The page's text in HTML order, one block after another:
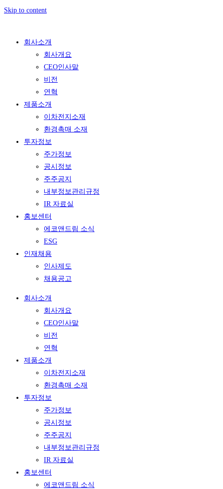
Skip to content
회사소개
회사개요
CEO인사말
비전
연혁
제품소개
이차전지소재
환경촉매 소재
투자정보
주가정보
공시정보
주주공지
내부정보관리규정
IR 자료실
홍보센터
에코앤드림 소식
ESG
인재채용
인사제도
채용공고
회사소개
회사개요
CEO인사말
비전
연혁
제품소개
이차전지소재
환경촉매 소재
투자정보
주가정보
공시정보
주주공지
내부정보관리규정
IR 자료실
홍보센터
에코앤드림 소식